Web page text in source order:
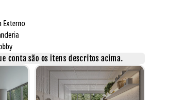
Externo
conta são os itens descritos acima.